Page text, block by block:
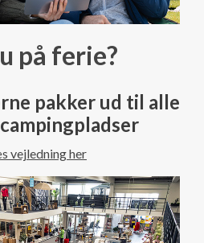
på ferie?
pakker ud til alle
vejledning her